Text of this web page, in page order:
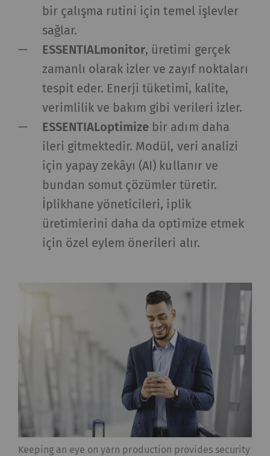
bir çalışma rutini için temel işlevler
sağlar.
ESSENTIALmonitor, üretimi gerçek
zamanlı olarak izler ve zayıf noktaları
tespit eder. Enerji tüketimi, kalite,
verimlilik ve bakım gibi verileri izler.
ESSENTIALoptimize bir adım daha
ileri gitmektedir. Modül, veri analizi
için yapay zekâyı (AI) kullanır ve
bundan somut çözümler türetir.
İplikhane yöneticileri, iplik
üretimlerini daha da optimize etmek
için özel eylem önerileri alır.
Keeping an eye on yarn production provides security